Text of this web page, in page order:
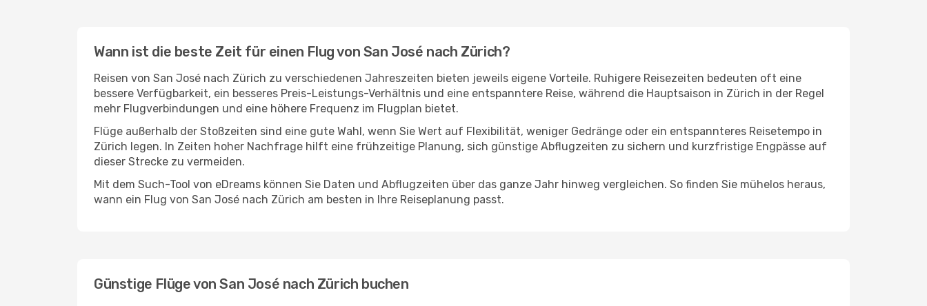
Wann ist die beste Zeit für einen Flug von San José nach Zürich?
Reisen von San José nach Zürich zu verschiedenen Jahreszeiten bieten jeweils eigene Vorteile. Ruhigere Reisezeiten bedeuten oft eine
bessere Verfügbarkeit, ein besseres Preis-Leistungs-Verhältnis und eine entspanntere Reise, während die Hauptsaison in Zürich in der Regel
mehr Flugverbindungen und eine höhere Frequenz im Flugplan bietet.
Flüge außerhalb der Stoßzeiten sind eine gute Wahl, wenn Sie Wert auf Flexibilität, weniger Gedränge oder ein entspannteres Reisetempo in
Zürich legen. In Zeiten hoher Nachfrage hilft eine frühzeitige Planung, sich günstige Abflugzeiten zu sichern und kurzfristige Engpässe auf
dieser Strecke zu vermeiden.
Mit dem Such-Tool von eDreams können Sie Daten und Abflugzeiten über das ganze Jahr hinweg vergleichen. So finden Sie mühelos heraus,
wann ein Flug von San José nach Zürich am besten in Ihre Reiseplanung passt.
Günstige Flüge von San José nach Zürich buchen